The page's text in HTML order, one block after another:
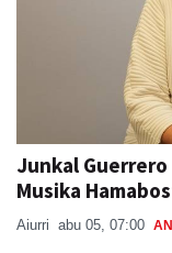
Junkal
Musika
Aiurri abu 05, 07:00